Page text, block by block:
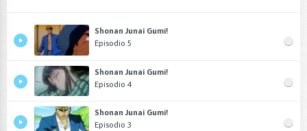
Shonan Junai Gumi!
Episodio 5
Shonan Junai Gumi!
Episodio 4
Shonan Junai Gumi!
Episodio 3